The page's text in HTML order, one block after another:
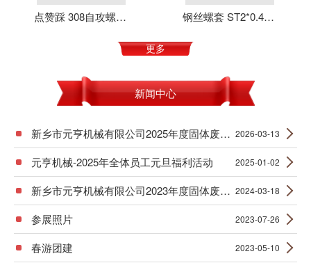
点赞踩 308自攻螺套 元亨机械 铝合金 不锈钢 可定制 加强螺纹 钢丝螺套 ST2*0.4*4 丝套 钢丝牙套 护套 元亨机械
更多
新闻中心
新乡市元亨机械有限公司2025年度固体废物产生信息公示 2026-03-13
元亨机械-2025年全体员工元旦福利活动 2025-01-02
新乡市元亨机械有限公司2023年度固体废物产生信息公示 2024-03-18
参展照片 2023-07-26
春游团建 2023-05-10